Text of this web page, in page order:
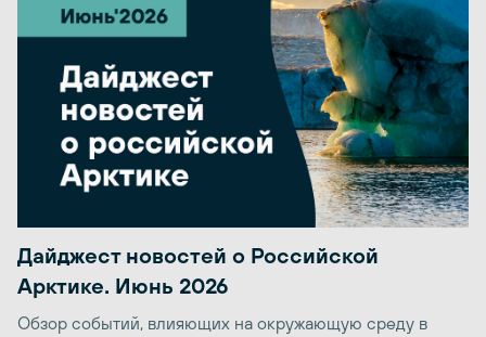
Дайджест новостей о Российской
Арктике. Июнь 2026
Обзор событий, влияющих на окружающую среду в